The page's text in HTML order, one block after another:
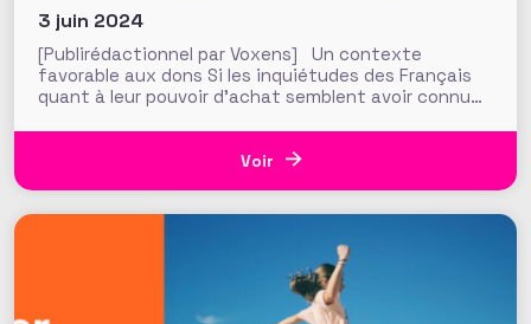
3 juin 2024
[Publirédactionnel par Voxens] Un contexte
favorable aux dons Si les inquiétudes des Français
quant à leur pouvoir d’achat semblent avoir connu
il semble que cela n’aura pas le même impact sur les
projections de dons qu’ils feront en 2024. En
Voir